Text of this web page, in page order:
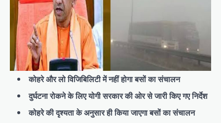
कोहरे और लो विजिबिलिटी में नहीं होगा बसों का संचालन
दुर्घटना रोकने के लिए योगी सरकार की ओर से जारी किए गए निर्देश
कोहरे की दृश्यता के अनुसार ही किया जाएगा बसों का संचालन